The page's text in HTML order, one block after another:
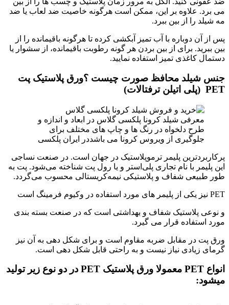
می برد. علاوه بر این، ممکن است هرگونه خاصیت ضد لعاب یا ضد
مه شیلد را از بین ببرد.
پس از آن دوباره با آب تمیز آبکشی کرده تا هرگونه باقیمانده را از
بین ببرید. برای از بین بردن هر گونه رطوبت باقیمانده، از سشوار یا
دستمال کاغذی تمیز استفاده نمایید.
جنس شیلد محافظ صورت چیست ؟ورق پلاستیک پت
PET (پلی اتیلن ترفتالات)
معرفی شیلد کرونا پلکسی گلاس در ابعاد و اندازه و
طرح دلخواه در رنگ ها و چاپ های مختلف برای
جلوگیری از ویروس کرونا می باشددر ایران پلکسی
پرکاربردترین پلیمر ترموپلاستیک در جهان است. در صنعت نساجی
این پلیمر با نام تجاری پلی‌استر و یا رول پت شناخته می‌شود. پت به
طور طبیعی شفاف و پلاستیکی نیمه‌کریستالی محسوب می‌گردد.
PET نیز یکی از پلیمر های مورد استفاده در وکیوم فرمینگ است
و نوعی پلاستیک شفاف و بهداشتی است که در صنعت بسته بندی
مورد استفاده قرار می گیرد.
ورق پت در مقابل ضربه مقاوم است و برای شکل دهی به آن نیز
گرمای زیادی نیاز نیست و به راحتی قابل شکل دهی است.
انواع PET معمولا ورق پلاستیک PET در دو نوع زیر تولید
میشود: